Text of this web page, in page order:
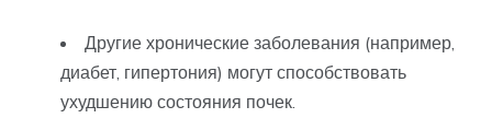
Другие хронические заболевания (например,
диабет, гипертония) могут способствовать
ухудшению состояния почек.